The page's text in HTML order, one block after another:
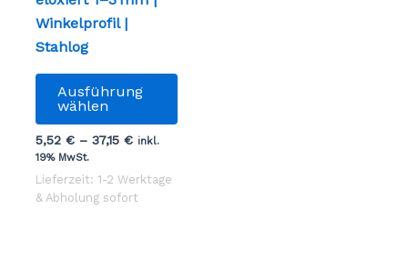
Winkelprofil |
Stahlog
Ausführung
wählen
Dieses
weist
5,52€ –37,15€ inkl.
19% MwSt.
Lieferzeit: 1-2 Werktage
& Abholung sofort